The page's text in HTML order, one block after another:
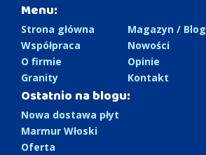
Menu:
Strona główna
Współpraca
O firmie
Granity
Magazyn / Blog
Nowości
Opinie
Kontakt
Ostatnio na blogu:
Nowa dostawa płyt
Marmur Włoski
Oferta